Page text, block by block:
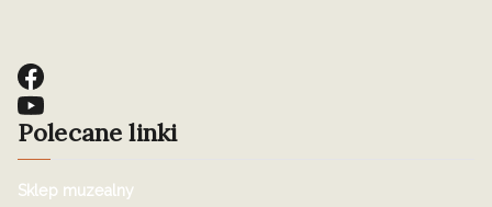
Polecane linki
Sklep muzealny